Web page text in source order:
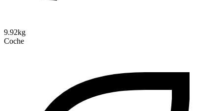
9.92kg
Coche